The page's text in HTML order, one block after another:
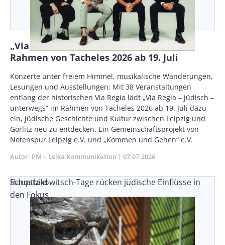
„Via Regia – jüdisch – unterwegs“ im
Rahmen von Tacheles 2026 ab 19. Juli
Body
Konzerte unter freiem Himmel, musikalische Wanderungen,
Lesungen und Ausstellungen: Mit 38 Veranstaltungen
entlang der historischen Via Regia lädt „Via Regia – jüdisch –
unterwegs“ im Rahmen von Tacheles 2026 ab 19. Juli dazu
ein, jüdische Geschichte und Kultur zwischen Leipzig und
Görlitz neu zu entdecken. Ein Gemeinschaftsprojekt von
Notenspur Leipzig e.V. und „Kommen und Gehen“ e.V.
Autor PM – Leika Kommunikation Publikationsdatum
07.07.2026
Schostakowitsch-Tage rücken jüdische Einflüsse in
den Fokus
Hauptbild